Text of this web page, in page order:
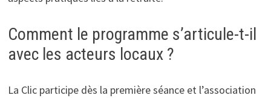
Comment le programme s’articule-t-il
avec les acteurs locaux ?
La Clic participe dès la première séance et l’association